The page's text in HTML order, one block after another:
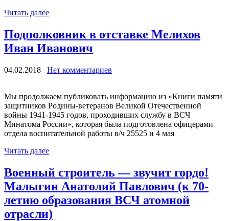
Читать далее
Подполковник в отставке Мелихов
Иван Иванович
04.02.2018 Нет комментариев
Мы продолжаем публиковать информацию из «Книги памяти
защитников Родины-ветеранов Великой Отечественной
войны 1941-1945 годов, проходивших службу в ВСЧ
Минатома России», которая была подготовлена офицерами
отдела воспитательной работы в/ч 25525 и 4 мая
Читать далее
Военный строитель — звучит гордо!
Малыгин Анатолий Павлович (к 70-
летию образования ВСЧ атомной
отрасли)